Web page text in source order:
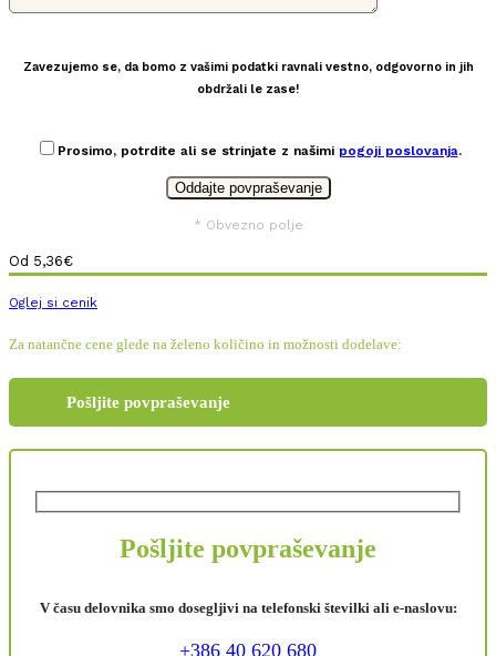
Zavezujemo se, da bomo z vašimi podatki ravnali vestno, odgovorno in jih
obdržali le zase!
Prosimo, potrdite ali se strinjate z našimi pogoji poslovanja.
* Obvezno polje
Od 5,36€
Oglej si cenik
Za natančne cene glede na želeno količino in možnosti dodelave:
Pošljite povpraševanje
Pošljite povpraševanje
V času delovnika smo dosegljivi na telefonski številki ali e-naslovu:
+386 40 620 680